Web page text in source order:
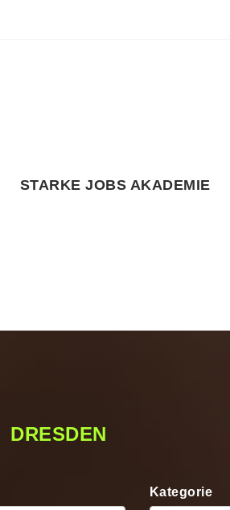
STARKE JOBS AKADEMIE
DRESDEN
Kategorie